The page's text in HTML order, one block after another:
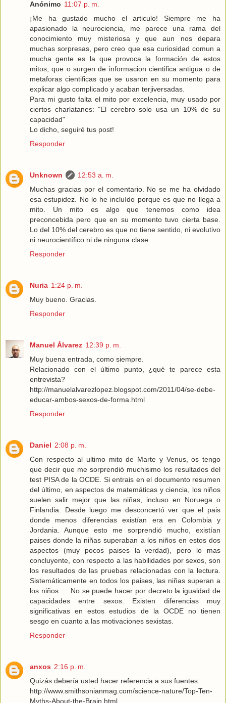
Anónimo 11:07 p. m.
¡Me ha gustado mucho el articulo! Siempre me ha
apasionado la neurociencia, me parece una rama del
conocimiento muy misteriosa y que aun nos depara
muchas sorpresas, pero creo que esa curiosidad comun a
mucha gente es la que provoca la formación de estos
mitos, que o surgen de informacion cientifica antigua o de
metaforas cientificas que se usaron en su momento para
explicar algo complicado y acaban terjiversadas.
Para mi gusto falta el mito por excelencia, muy usado por
ciertos charlatanes: "El cerebro solo usa un 10% de su
capacidad"
Lo dicho, seguiré tus post!
Responder
Unknown
12:53 a. m.
Muchas gracias por el comentario. No se me ha olvidado
esa estupidez. No lo he incluído porque es que no llega a
mito. Un mito es algo que tenemos como idea
preconcebida pero que en su momento tuvo cierta base.
Lo del 10% del cerebro es que no tiene sentido, ni evolutivo
ni neurocientífico ni de ninguna clase.
Responder
Nuria 1:24 p. m.
Muy bueno. Gracias.
Responder
Manuel Álvarez 12:39 p. m.
Muy buena entrada, como siempre.
Relacionado con el último punto, ¿qué te parece esta
entrevista?
http://manuelalvarezlopez.blogspot.com/2011/04/se-debe-
educar-ambos-sexos-de-forma.html
Responder
Daniel 2:08 p. m.
Con respecto al ultimo mito de Marte y Venus, os tengo
que decir que me sorprendió muchisimo los resultados del
test PISA de la OCDE. Si entrais en el documento resumen
del último, en aspectos de matemáticas y ciencia, los niños
suelen salir mejor que las niñas, incluso en Noruega o
Finlandia. Desde luego me desconcertó ver que el pais
donde menos diferencias existían era en Colombia y
Jordania. Aunque esto me sorprendió mucho, existían
paises donde la niñas superaban a los niños en estos dos
aspectos (muy pocos paises la verdad), pero lo mas
concluyente, con respecto a las habilidades por sexos, son
los resultados de las pruebas relacionadas con la lectura.
Sistemáticamente en todos los paises, las niñas superan a
los niños......No se puede hacer por decreto la igualdad de
capacidades entre sexos. Existen diferencias muy
significativas en estos estudios de la OCDE no tienen
sesgo en cuanto a las motivaciones sexistas.
Responder
anxos 2:16 p. m.
Quizás debería usted hacer referencia a sus fuentes:
http://www.smithsonianmag.com/science-nature/Top-Ten-
Myths-About-the-Brain.html